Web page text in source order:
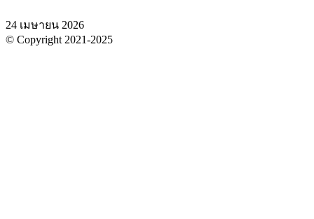
24 เมษายน 2026
© Copyright 2021-2025